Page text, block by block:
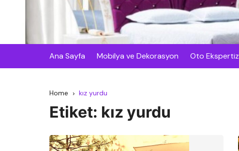
Ana Sayfa Mobilya ve Dekorasyon Oto Ekspertiz
Home kız yurdu
Etiket: kız yurdu